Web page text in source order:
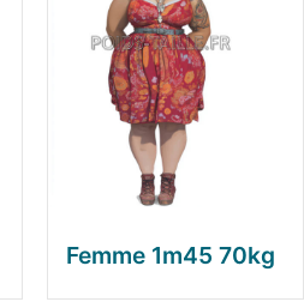
Femme 1m45 70kg